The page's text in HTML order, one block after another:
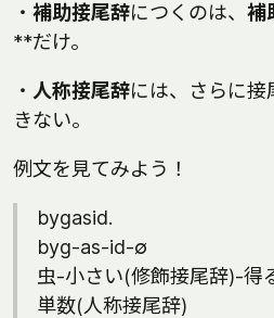
・ 補助接尾辞につくのは、 補
**だけ。
・ 人称接尾辞には、さらに
きない。
例文を見てみよう！
bygasid.
byg-as-id-∅
虫-小さい(修飾接尾辞)-得
単数(人称接尾辞)